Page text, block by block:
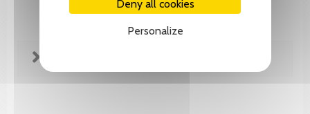
Deny all cookies
Personalize